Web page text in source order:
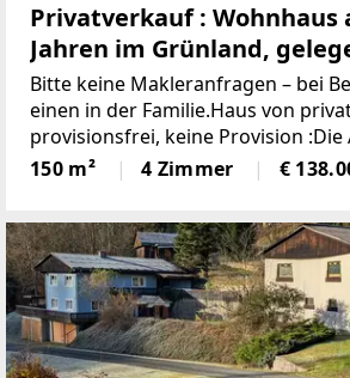
Privatverkauf : Wohnhaus
Jahren im Grünland,
idyllischen Wechselgebiet
(Provisionsfrei)
Bitte keine Makleranfragen – bei
einen in der Familie.Haus von
provisionsfrei, keine Provision :Die
“8243 Pinggau, Wiesenhöf 43“.
manchen Navis(auch
150 m² 4 Zimmer €